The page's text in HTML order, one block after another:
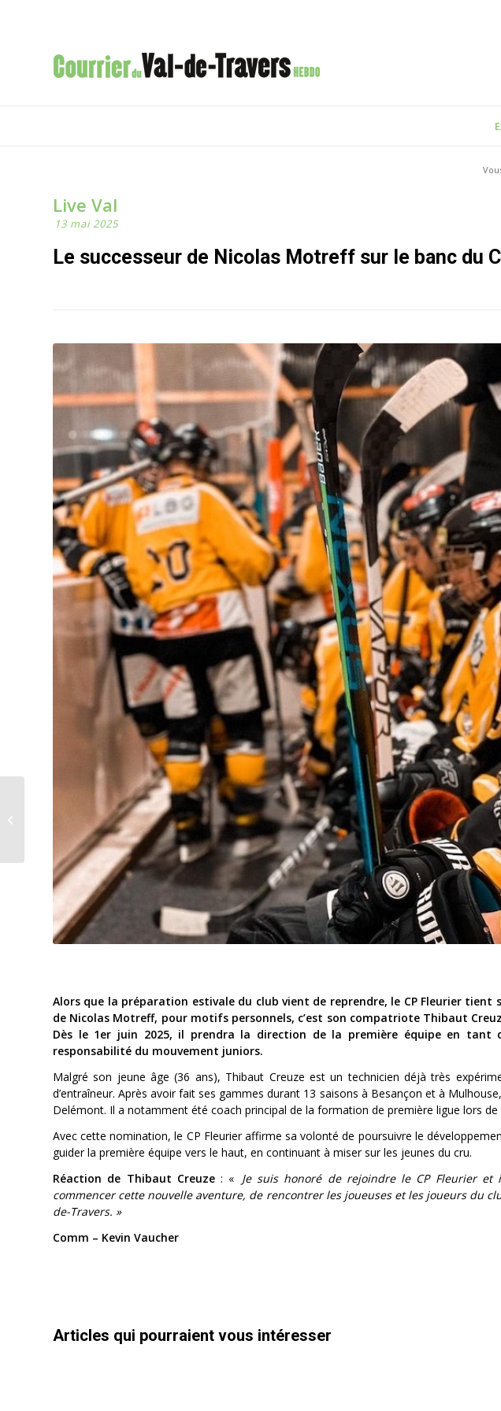
Live Val
13 mai 2025
Le successeur de Nicolas Motreff sur le banc du
Alors que la préparation estivale du club vient de reprendre, le CP Fleurier
de Nicolas Motreff, pour motifs personnels, c’est son compatriote Thibaut
Dès le 1er juin 2025, il prendra la direction de la première équipe en tant
responsabilité du mouvement juniors.
Malgré son jeune âge (36 ans), Thibaut Creuze est un technicien déjà très
d’entraîneur. Après avoir fait ses gammes durant 13 saisons à Besançon et à
Delémont. Il a notamment été coach principal de la formation de première ligue lors de
Avec cette nomination, le CP Fleurier affirme sa volonté de poursuivre le
guider la première équipe vers le haut, en continuant à miser sur les jeunes du cru.
Réaction de Thibaut Creuze: « Je suis honoré de rejoindre le CP Fleurier et
commencer cette nouvelle aventure, de rencontrer les joueuses et les joueurs du
de-Travers. »
Comm – Kevin Vaucher
Articles qui pourraient vous intéresser
Sport : satisfaction
générale au Giron